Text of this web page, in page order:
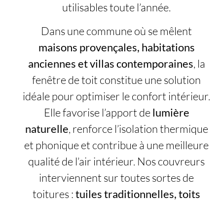
utilisables toute l’année.
Dans une commune où se mêlent
maisons provençales, habitations
anciennes et villas contemporaines, la
fenêtre de toit constitue une solution
idéale pour optimiser le confort intérieur.
Elle favorise l’apport delumière
naturelle, renforce l’isolation thermique
et phonique et contribue à une meilleure
qualité de l’air intérieur. Nos couvreurs
interviennent sur toutes sortes de
toitures :tuiles traditionnelles, toits